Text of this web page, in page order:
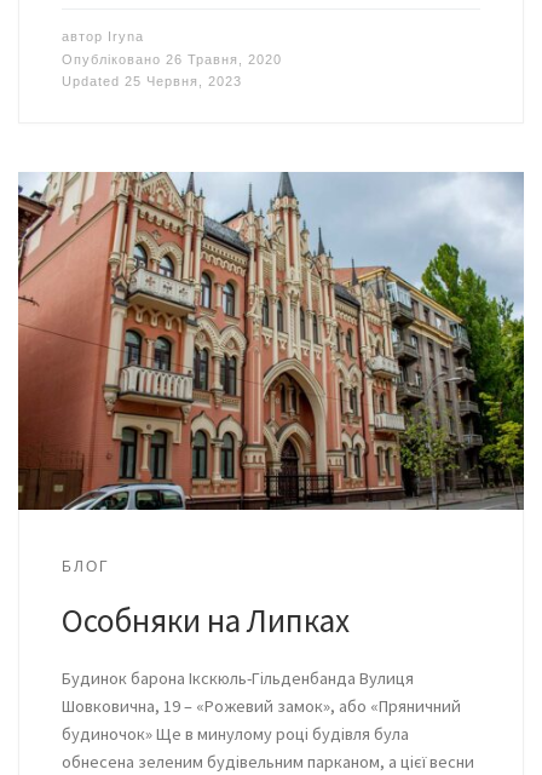
автор Iryna
Опубліковано 26 Травня, 2020
Updated 25 Червня, 2023
БЛОГ
Особняки на Липках
Будинок барона Ікскюль-Гільденбанда Вулиця
Шовковична, 19 – «Рожевий замок», або «Пряничний
будиночок» Ще в минулому році будівля була
обнесена зеленим будівельним парканом, а цієї весни